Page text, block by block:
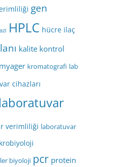
gen
HPLC hücre ilaç
kalite kontrol
kromatografi lab
cihazları
laboratuvar
verimliliği laboratuvar
biyoloji pcr protein